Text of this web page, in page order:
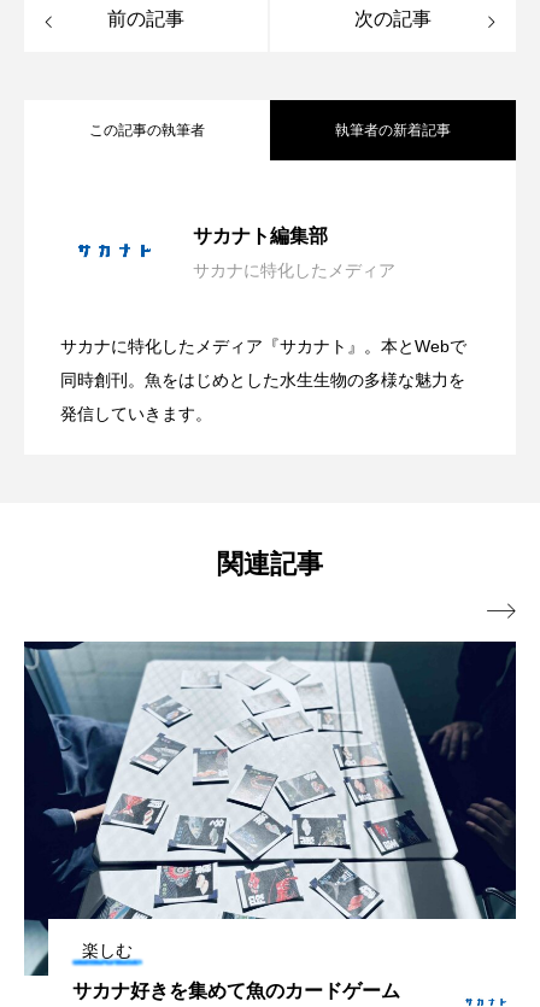
魚介類 魚卵
鯛の鯛 鯨類
前の記事 次の記事
この記事の執筆者 執筆者の新着記事
サカナト編集部
サカナに特化したメディア
サカナに特化したメディア『サカナト』。本とWebで
同時創刊。魚をはじめとした水生生物の多様な魅力を
発信していきます。
で観察？【兵庫県神戸市】
日本の貝』発売 生態写真と標本写真を
2026.08.09 有毒だけど透明感のある美しい姿？ 鴨
ゲ＞の展示開始【千葉県鴨川市】
関連記事
楽しむ
サカナ好きを集めて魚のカードゲーム
